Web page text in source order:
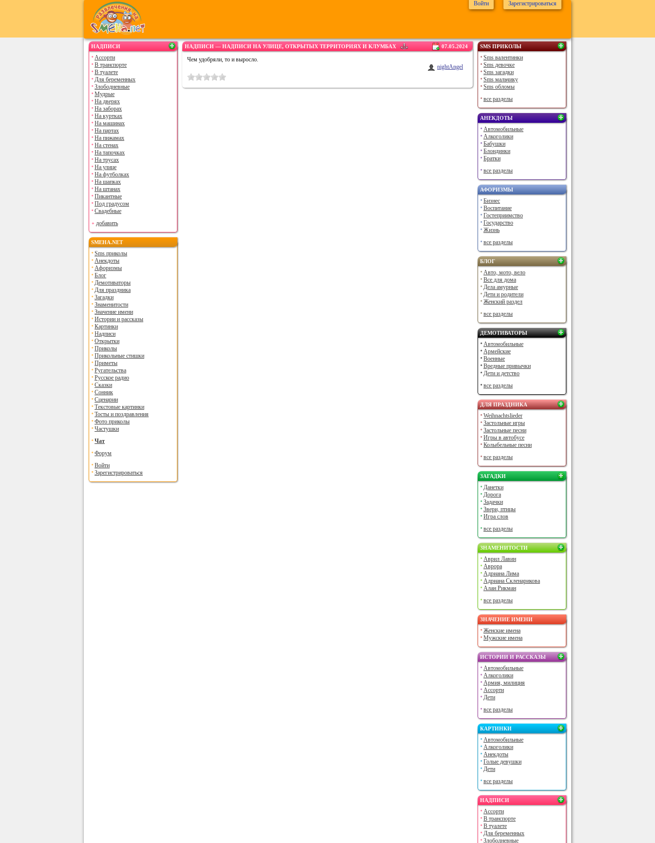
НАДПИСИ
Ассорти
В транспорте
В туалете
Для беременных
Злободневные
Мудрые
На дверях
На заборах
На куртках
На машинах
На партах
На пижамах
На стенах
На тапочках
На трусах
На улице
На футболках
На шапках
На штанах
Пикантные
Под градусом
Свадебные
добавить
SMEHA.NET
Sms приколы
Анекдоты
Афоризмы
Блог
Демотиваторы
Для праздника
Загадки
Знаменитости
Значение имени
Истории и рассказы
Картинки
Надписи
Открытки
Приколы
Прикольные стишки
Приметы
Ругательства
Русское радио
Сказки
Сонник
Сценарии
Текстовые картинки
Тосты и поздравления
Фото приколы
Частушки
Чат
Форум
Войти
Зарегистрироваться
НАДПИСИ — НАДПИСИ НА УЛИЦЕ, ОТКРЫТЫХ ТЕРРИТОРИЯХ И КЛУМБАХ 07.05.2024
Чем удобряли, то и выросло.
nightAngel
SMS ПРИКОЛЫ
Sms валентинки
Sms девочке
Sms загадки
Sms мальчику
Sms обломы
все разделы
АНЕКДОТЫ
Автомобильные
Алкоголики
Бабушки
Блондинки
Братки
все разделы
АФОРИЗМЫ
Бизнес
Воспитание
Гостеприимство
Государство
Жизнь
все разделы
БЛОГ
Авто, мото, вело
Все для дома
Дела амурные
Дети и родители
Женский раздел
все разделы
ДЕМОТИВАТОРЫ
Автомобильные
Армейские
Военные
Вредные привычки
Дети и детство
все разделы
ДЛЯ ПРАЗДНИКА
Weihnachtslieder
Застольные игры
Застольные песни
Игры в автобусе
Колыбельные песни
все разделы
ЗАГАДКИ
Данетки
Дорога
Задачки
Звери, птицы
Игра слов
все разделы
ЗНАМЕНИТОСТИ
Аврил Лавин
Аврора
Адриана Лима
Адриана Скленарикова
Алан Рикман
все разделы
ЗНАЧЕНИЕ ИМЕНИ
Женские имена
Мужские имена
ИСТОРИИ И РАССКАЗЫ
Автомобильные
Алкоголики
Армия, милиция
Ассорти
Дети
все разделы
КАРТИНКИ
Автомобильные
Алкоголики
Анекдоты
Голые девушки
Дети
все разделы
НАДПИСИ
Ассорти
В транспорте
В туалете
Для беременных
Злободневные
Войти Зарегистрироваться